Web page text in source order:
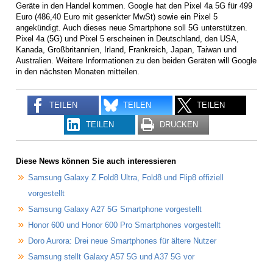
Geräte in den Handel kommen. Google hat den Pixel 4a 5G für 499
Euro (486,40 Euro mit gesenkter MwSt) sowie ein Pixel 5
angekündigt. Auch dieses neue Smartphone soll 5G unterstützen.
Pixel 4a (5G) und Pixel 5 erscheinen in Deutschland, den USA,
Kanada, Großbritannien, Irland, Frankreich, Japan, Taiwan und
Australien. Weitere Informationen zu den beiden Geräten will Google
in den nächsten Monaten mitteilen.
TEILEN TEILEN TEILEN
TEILEN DRUCKEN
Diese News können Sie auch interessieren
Samsung Galaxy Z Fold8 Ultra, Fold8 und Flip8 offiziell
vorgestellt
Samsung Galaxy A27 5G Smartphone vorgestellt
Honor 600 und Honor 600 Pro Smartphones vorgestellt
Doro Aurora: Drei neue Smartphones für ältere Nutzer
Samsung stellt Galaxy A57 5G und A37 5G vor